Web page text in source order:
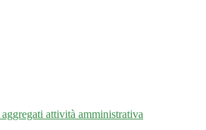
attività amministrativa